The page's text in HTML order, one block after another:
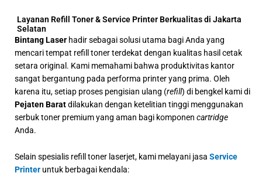
Layanan Refill Toner & Service Printer Berkualitas di Jakarta
Selatan
Bintang Laser hadir sebagai solusi utama bagi Anda yang
mencari tempat refill toner terdekat dengan kualitas hasil cetak
setara original. Kami memahami bahwa produktivitas kantor
sangat bergantung pada performa printer yang prima. Oleh
karena itu, setiap proses pengisian ulang (refill) di bengkel kami di
Pejaten Baratdilakukan dengan ketelitian tinggi menggunakan
serbuk toner premium yang aman bagi komponen cartridge
Anda.
Selain spesialis refill toner laserjet, kami melayani jasa Service
Printer untuk berbagai kendala: